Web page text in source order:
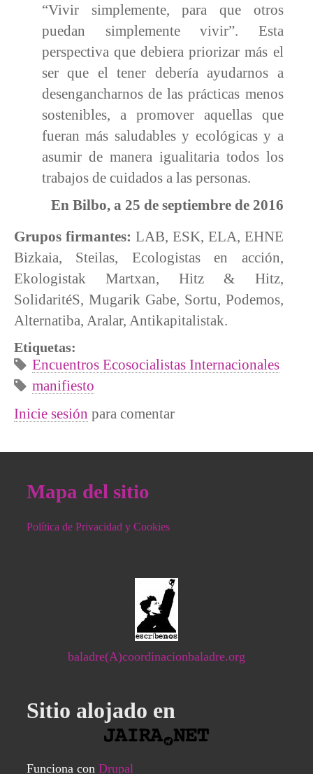
“Vivir simplemente, para que otros
puedan simplemente vivir”. Esta
perspectiva que debiera priorizar más el
ser que el tener debería ayudarnos a
desengancharnos de las prácticas menos
sostenibles, a promover aquellas que
fueran más saludables y ecológicas y a
asumir de manera igualitaria todos los
trabajos de cuidados a las personas.
En Bilbo, a 25 de septiembre de 2016
Grupos firmantes: LAB, ESK, ELA, EHNE
Bizkaia, Steilas, Ecologistas en acción,
Ekologistak Martxan, Hitz & Hitz,
SolidaritéS, Mugarik Gabe, Sortu, Podemos,
Alternatiba, Aralar, Antikapitalistak.
Etiquetas:
Encuentros Ecosocialistas Internacionales
manifiesto
Inicie sesión para comentar
Mapa del sitio
Política de Privacidad y Cookies
baladre(A)coordinacionbaladre.org
Sitio alojado en
Funciona con Drupal